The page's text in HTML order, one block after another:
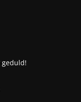
geduld!